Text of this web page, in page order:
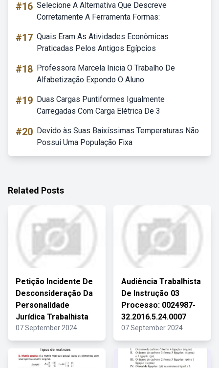
#16 Selecione A Alternativa Que Descreve
Corretamente A Ferramenta Formas:
#17 Quais Eram As Atividades Econômicas
Praticadas Pelos Antigos Egípcios
#18 Professora Marcela Inicia O Trabalho De
Alfabetização Expondo O Aluno
#19 Duas Cargas Puntiformes Igualmente
Carregadas Com Carga Elétrica De 3
#20 Devido às Suas Baixíssimas Temperaturas Não
Possui Uma População Fixa
Related Posts
Petição Incidente De
Desconsideração Da
Personalidade
Jurídica Trabalhista
07 September 2024
Audiência Trabalhista
De Instrução 03
Processo: 0024987-
32.2016.5.24.0007
07 September 2024